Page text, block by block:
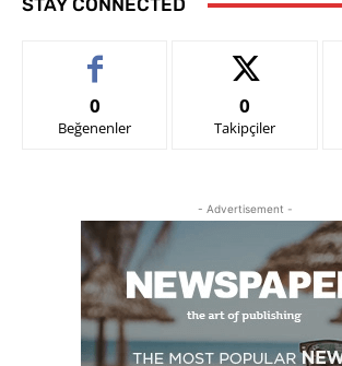
STAY CONNECTED
0
Beğenenler
0
Takipçiler
- Advertisement -